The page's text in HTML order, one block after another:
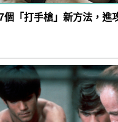
個「打手槍」新方法，進